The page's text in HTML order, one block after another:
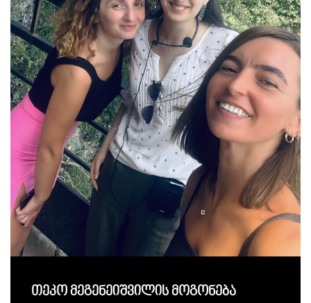
თეკო მეგენეიშვილის მოგონება